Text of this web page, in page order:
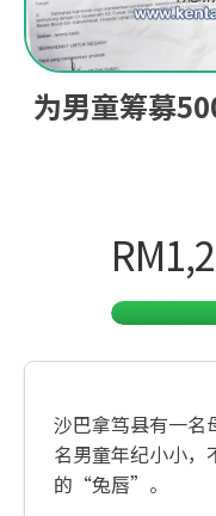
为男童筹募
沙巴拿笃县有一名
名男童年纪小小，
的“兔唇”。